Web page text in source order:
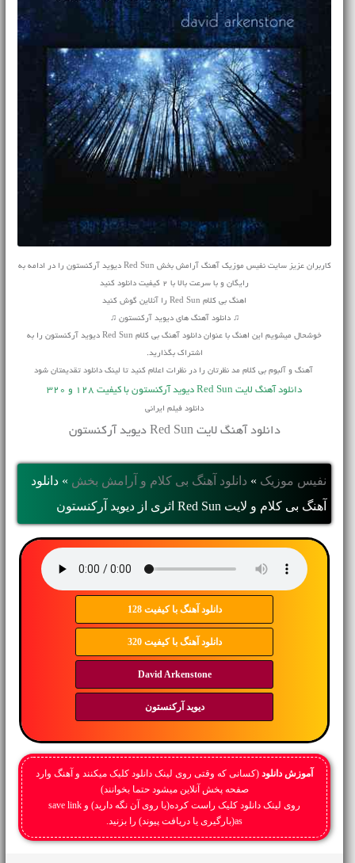
کاربران عزیز سایت نفیس موزیک آهنگ آرامش بخش Red Sun دیوید آرکنستون را در ادامه به
رایگان و با سرعت بالا با 2 کیفیت دانلود کنید
اهنگ بی کلام Red Sun را آنلاین گوش کنید
♫ دانلود آهنگ های دیوید آرکنستون ♫
خوشحال میشویم این اهنگ با عنوان دانلود آهنگ بی کلام Red Sun دیوید آرکنستون را به
اشتراک بگذارید.
آهنگ و آلبوم بی کلام مد نظرتان را در نظرات اعلام کنید تا لینک دانلود تقدیمتان شود
دانلود آهنگ لایت Red Sun دیوید آرکنستون با کیفیت 128 و 320
دانلود فیلم ایرانی
دانلود آهنگ لایت Red Sun دیوید آرکنستون
نفیس موزیک » دانلود آهنگ بی کلام و آرامش بخش » دانلود
آهنگ بی کلام و لایت Red Sun اثری از دیوید آرکنستون
دانلود آهنگ با کیفیت 128
دانلود آهنگ با کیفیت 320
David Arkenstone
دیوید آرکنستون
آموزش دانلود(کسانی که وقتی روی لینک دانلود کلیک میکنند و آهنگ وارد
صفحه پخش آنلاین میشود حتما بخوانند)
روی لینک دانلود کلیک راست کرده(یا روی آن نگه دارید) و save link
as(بارگیری یا دریافت پیوند) را بزنید.